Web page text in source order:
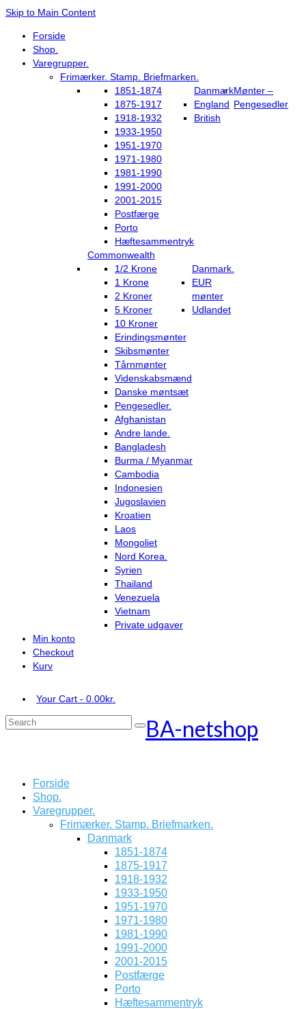
Skip to Main Content
Forside
Shop.
Varegrupper.
Frimærker. Stamp. Briefmarken.
Danmark
1851-1874
1875-1917
1918-1932
1933-1950
1951-1970
1971-1980
1981-1990
1991-2000
2001-2015
Postfærge
Porto
Hæftesammentryk
England
British
Commonwealth
Mønter –
Pengesedler
Danmark.
1/2 Krone
1 Krone
2 Kroner
5 Kroner
10 Kroner
Erindingsmønter
Skibsmønter
Tårnmønter
Videnskabsmænd
Danske møntsæt
Pengesedler.
EUR
mønter
Udlandet
Afghanistan
Andre lande.
Bangladesh
Burma / Myanmar
Cambodia
Indonesien
Jugoslavien
Kroatien
Laos
Mongoliet
Nord Korea.
Syrien
Thailand
Venezuela
Vietnam
Private udgaver
Min konto
Checkout
Kurv
Your Cart - 0.00kr.
Search
BA-netshop
Forside
Shop.
Varegrupper.
Frimærker. Stamp. Briefmarken.
Danmark
1851-1874
1875-1917
1918-1932
1933-1950
1951-1970
1971-1980
1981-1990
1991-2000
2001-2015
Postfærge
Porto
Hæftesammentryk